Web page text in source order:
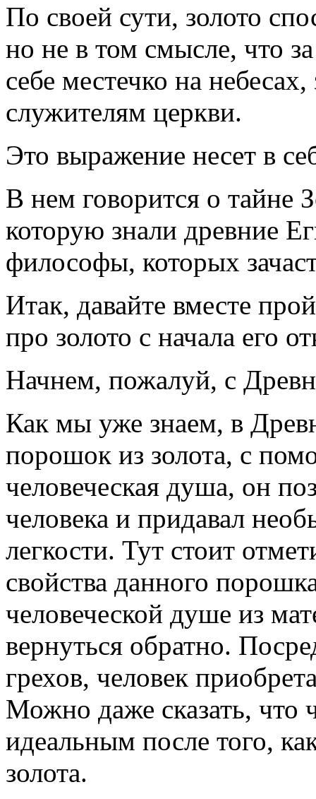
По своей сути, золото
но не в том смысле, что
себе местечко на
служителям церкви.
Это выражение несет в
В нем говорится о тайне
которую знали древние
философы, которых
Итак, давайте вместе
про золото с начала его
Начнем, пожалуй, с
Как мы уже знаем, в
порошок из золота, с
человеческая душа, он
человека и придавал
легкости. Тут стоит
свойства данного
человеческой душе из
вернуться обратно.
грехов, человек
Можно даже сказать, что
идеальным после того,
золота.